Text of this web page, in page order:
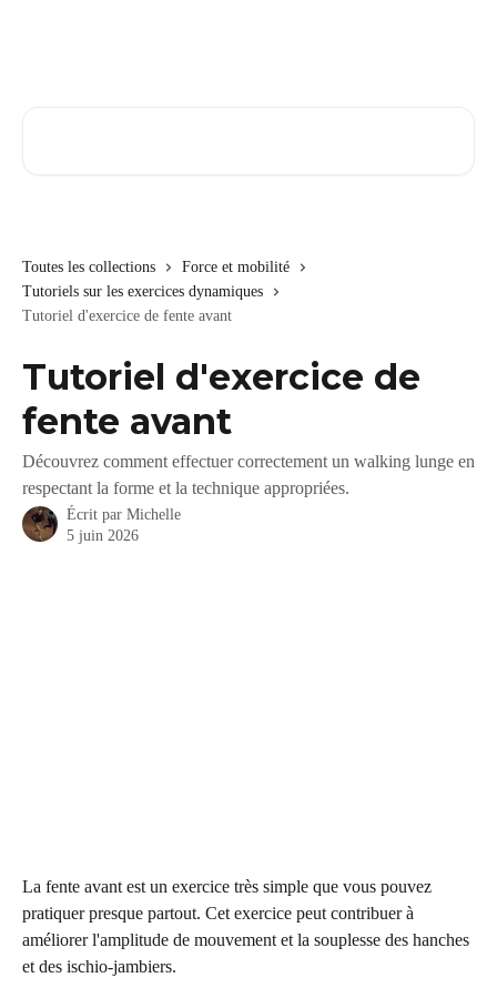
Toutes les collections
Force et mobilité
Tutoriels sur les exercices dynamiques
Tutoriel d'exercice de fente avant
Tutoriel d'exercice de
fente avant
Découvrez comment effectuer correctement un walking lunge en
respectant la forme et la technique appropriées.
Écrit par Michelle
5 juin 2026
La fente avant est un exercice très simple que vous pouvez
pratiquer presque partout. Cet exercice peut contribuer à
améliorer l'amplitude de mouvement et la souplesse des hanches
et des ischio-jambiers.